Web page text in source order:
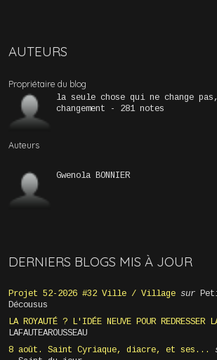
AUTEURS
Propriétaire du blog
la seule chose qui ne change
changement - 281 notes
Auteurs
Gwenola BONNIER
DERNIERS BLOGS MIS À JOUR
Projet 52-2026 #32 Ville / Villagesur
Décousus
LA ROYAUTÉ ? L'IDÉE NEUVE POUR REDRESSER
LAFAUTEAROUSSEAU
8 août. Saint Cyriaque, diacre, et ses...